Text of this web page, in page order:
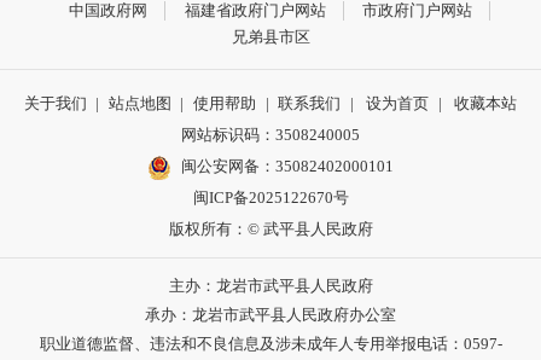
中国政府网 福建省政府门户网站
市政府门户网站
兄弟县市区
关于我们 | 站点地图 | 使用帮助 | 联系我们 | 设为首页 |
收藏本站
网站标识码：3508240005
闽公安网备：35082402000101
闽ICP备2025122670号
版权所有：© 武平县人民政府
主办：龙岩市武平县人民政府
承办：龙岩市武平县人民政府办公室
职业道德监督、违法和不良信息及涉未成年人专用举报电话：0597-